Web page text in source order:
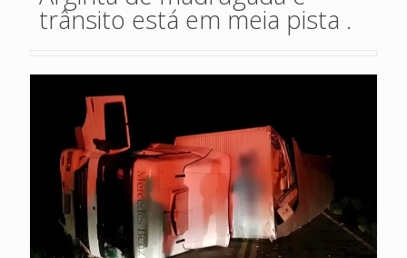
trânsito está em meia pista .